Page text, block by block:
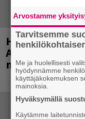
Huomenna se
A.W. Yrjänän
Arvostamme
Tarvitsemme
Me ja huolellisesti
hyödynnämme
käyttäjäkokemuksen
mainoksia.
Hyväksymällä
Käytämme